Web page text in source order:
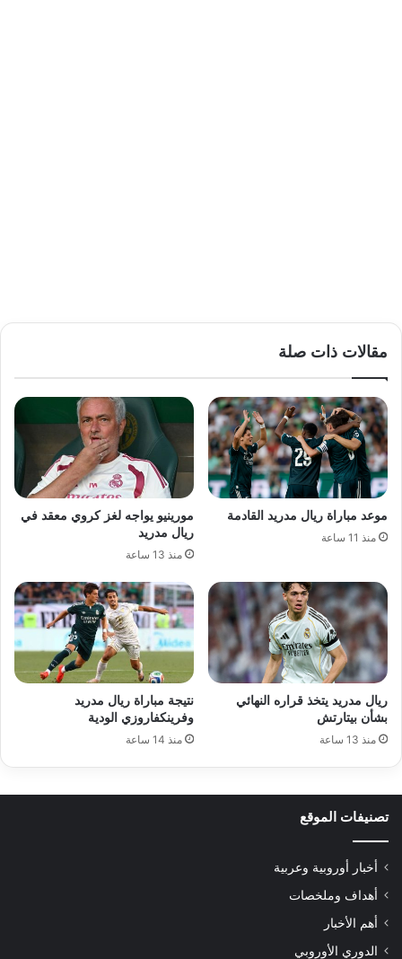
مقالات ذات صلة
موعد مباراة ريال مدريد القادمة
منذ 11 ساعة
مورينيو يواجه لغز كروي معقد في
ريال مدريد
منذ 13 ساعة
ريال مدريد يتخذ قراره النهائي
بشأن بيتارتش
منذ 13 ساعة
نتيجة مباراة ريال مدريد
وفرينكفاروزي الودية
منذ 14 ساعة
تصنيفات الموقع
أخبار أوروبية وعربية
أهداف وملخصات
أهم الأخبار
الدوري الأوروبي